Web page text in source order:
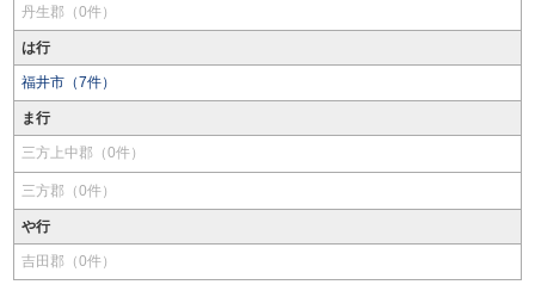
丹生郡（0件）
は行
福井市（7件）
ま行
三方上中郡（0件）
三方郡（0件）
や行
吉田郡（0件）